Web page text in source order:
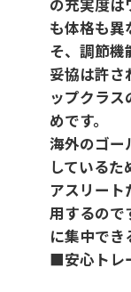
の充実度は
も体格も異
そ、調節機
妥協は許さ
ップクラス
めです。
海外のゴー
している
アスリート
用するので
に集中でき
■安心トレ